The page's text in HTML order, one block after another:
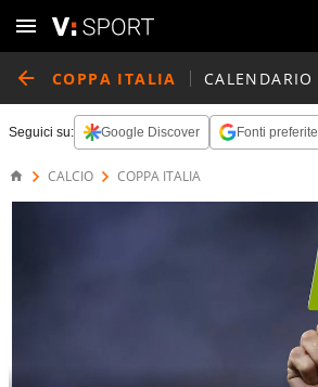
COPPA ITALIA CALENDARIO
Seguici su: Google Discover Fonti preferite
CALCIO COPPA ITALIA